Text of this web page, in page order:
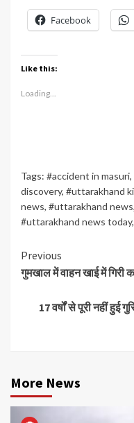
Facebook
Like this:
Loading...
Tags: #accident in masuri,
discovery, #uttarakhand
news, #uttarakhand news,
#uttarakhand news today,
Continue
Reading
Previous
गुमखाल में वाहन खाई में गिरी
17 वर्षों से पूरी नहीं हुई
More News